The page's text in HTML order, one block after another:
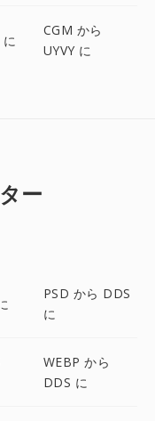
CGM から
UYVY に
ー
PSD から DDS
に
WEBP から
DDS に